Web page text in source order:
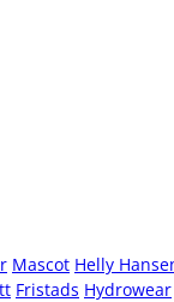
Mascot Helly
Fristads Hydrowear